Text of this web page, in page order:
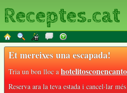
Receptes.cat
Et mereixes una escapada!
Tria un bon lloc a
Reserva ara la teva estada i cancel·lar